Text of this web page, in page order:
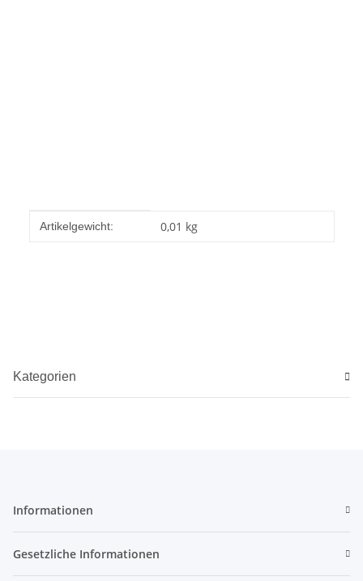
Produkteigenschaft
Wert
Artikelgewicht: 0,01 kg
Kategorien
Informationen
Gesetzliche Informationen